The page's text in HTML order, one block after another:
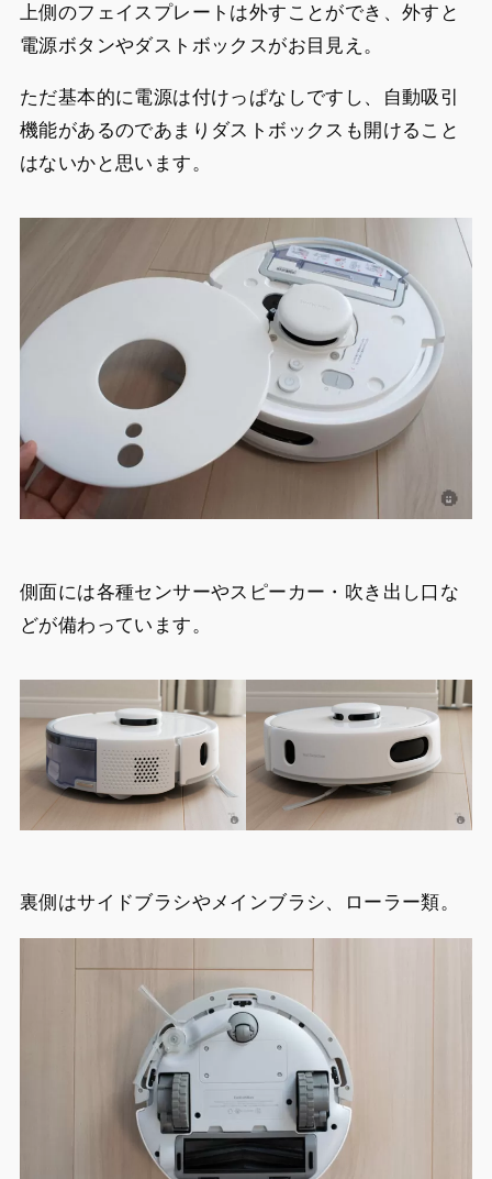
上側のフェイスプレートは外すことができ、外すと
電源ボタンやダストボックスがお目見え。
ただ基本的に電源は付けっぱなしですし、自動吸引
機能があるのであまりダストボックスも開けること
はないかと思います。
側面には各種センサーやスピーカー・吹き出し口な
どが備わっています。
裏側はサイドブラシやメインブラシ、ローラー類。